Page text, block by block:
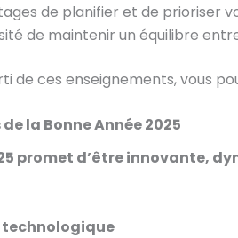
de planifier et de prioriser
de maintenir un équilibre
de ces enseignements, vous
la Bonne Année 2025
promet d’être innovante,
technologique